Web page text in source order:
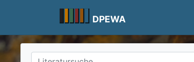
DPEWA